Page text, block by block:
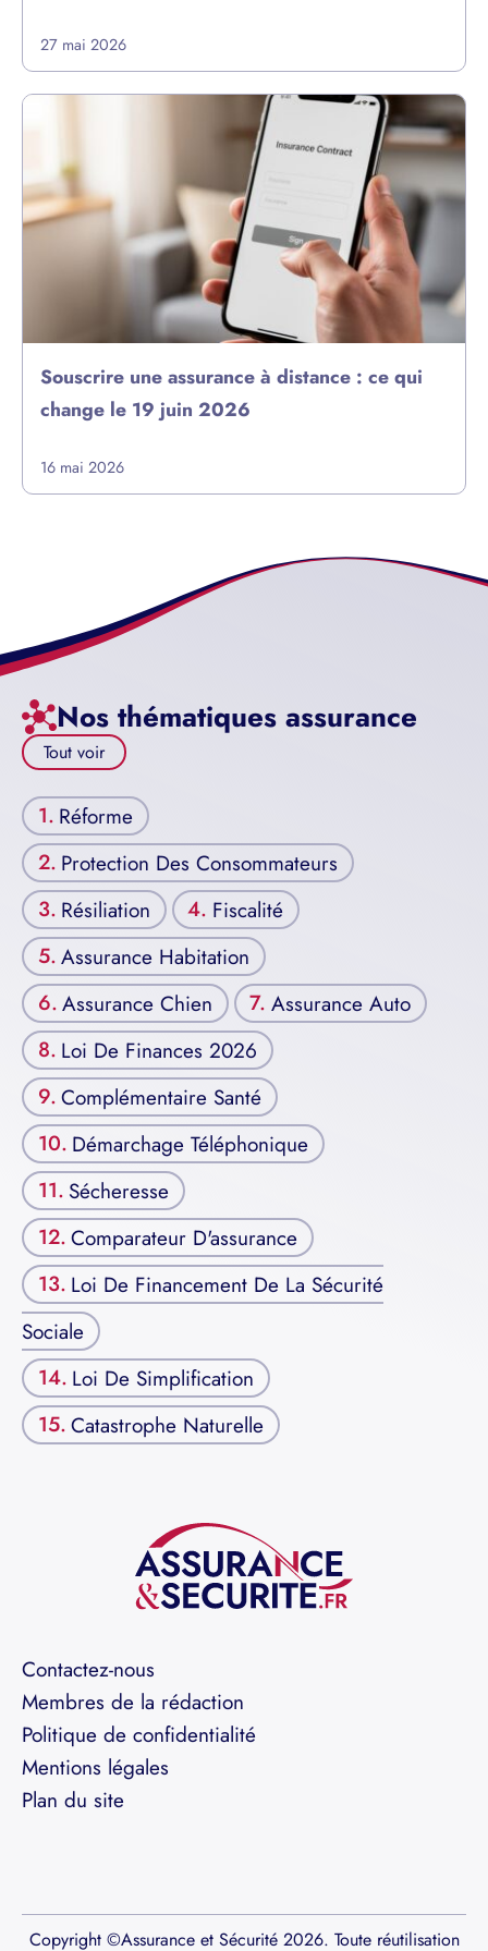
27 mai 2026
Souscrire une assurance à distance : ce qui
change le 19 juin 2026
16 mai 2026
Nos thématiques assurance
Tout voir
Réforme
Protection Des Consommateurs
Résiliation
Fiscalité
Assurance Habitation
Assurance Chien
Assurance Auto
Loi De Finances 2026
Complémentaire Santé
Démarchage Téléphonique
Sécheresse
Comparateur D'assurance
Loi De Financement De La Sécurité
Sociale
Loi De Simplification
Catastrophe Naturelle
Contactez-nous
Membres de la rédaction
Politique de confidentialité
Mentions légales
Plan du site
Copyright ©Assurance et Sécurité 2026. Toute réutilisation